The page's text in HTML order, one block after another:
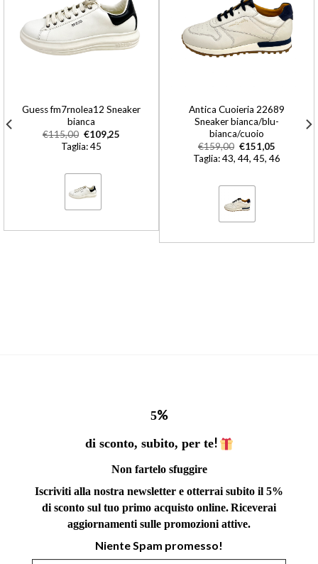
Guess fm7rnolea12 Sneaker
bianca
€115,00 €109,25
Taglia: 45
Antica Cuoieria 22689
Sneaker bianca/blu-
bianca/cuoio
€159,00 €151,05
Taglia: 43, 44, 45, 46
5%
di sconto, subito, per te!
Non fartelo sfuggire
Iscriviti alla nostra newsletter e otterrai subito il 5%
di sconto sul tuo primo acquisto online.Riceverai
aggiornamenti sulle promozioni attive.
Niente Spam promesso!